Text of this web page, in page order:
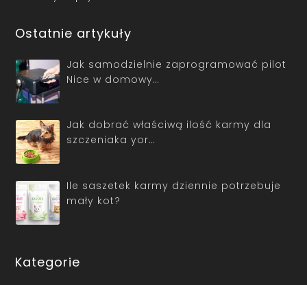
Ostatnie artykuły
Jak samodzielnie zaprogramować pilot
Nice w domowy…
Jak dobrać właściwą ilość karmy dla
szczeniaka yor…
Ile saszetek karmy dziennie potrzebuje
mały kot?
Kategorie